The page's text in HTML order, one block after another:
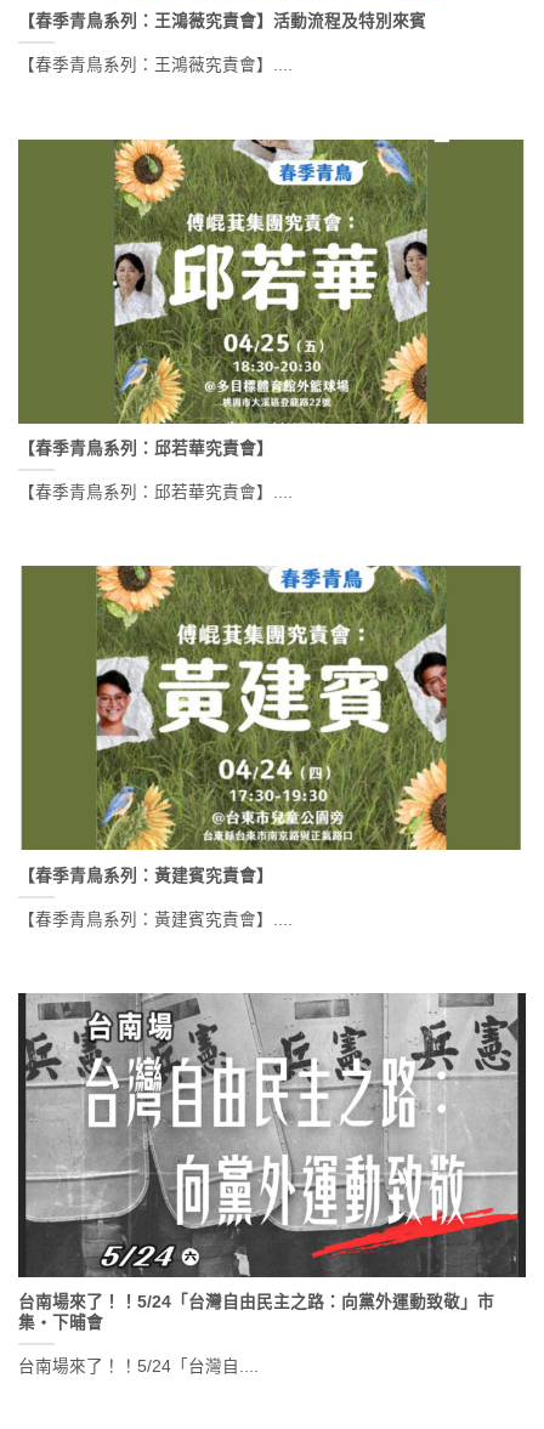
【春季青鳥系列：王鴻薇究責會】活動流程及特別來賓
【春季青鳥系列：王鴻薇究責會】....
【春季青鳥系列：邱若華究責會】
【春季青鳥系列：邱若華究責會】....
【春季青鳥系列：黃建賓究責會】
【春季青鳥系列：黃建賓究責會】....
台南場來了！！5/24「台灣自由民主之路：向黨外運動致敬」市
集・下晡會
台南場來了！！5/24「台灣自....